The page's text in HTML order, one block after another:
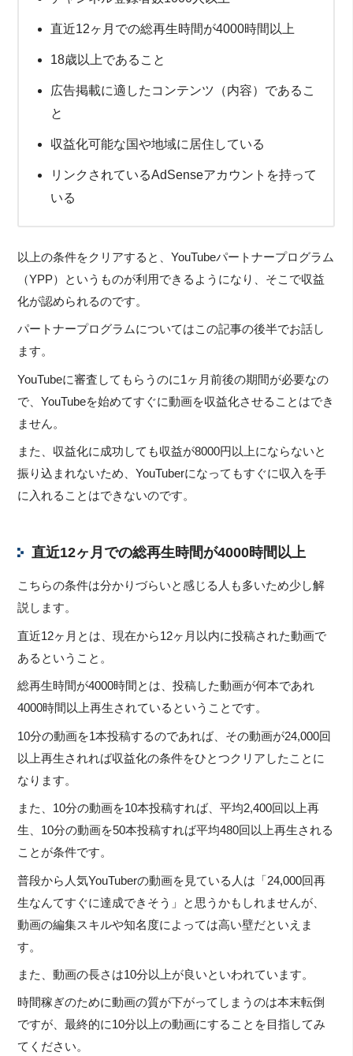
直近12ヶ月での総再生時間が4000時間以上
18歳以上であること
広告掲載に適したコンテンツ（内容）であるこ
と
収益化可能な国や地域に居住している
リンクされているAdSenseアカウントを持って
いる
以上の条件をクリアすると、YouTubeパートナープログラム
（YPP）というものが利用できるようになり、そこで収益
化が認められるのです。
パートナープログラムについてはこの記事の後半でお話し
ます。
YouTubeに審査してもらうのに1ヶ月前後の期間が必要なの
で、YouTubeを始めてすぐに動画を収益化させることはでき
ません。
また、収益化に成功しても収益が8000円以上にならないと
振り込まれないため、YouTuberになってもすぐに収入を手
に入れることはできないのです。
直近12ヶ月での総再生時間が4000時間以上
こちらの条件は分かりづらいと感じる人も多いため少し解
説します。
直近12ヶ月とは、現在から12ヶ月以内に投稿された動画で
あるということ。
総再生時間が4000時間とは、投稿した動画が何本であれ
4000時間以上再生されているということです。
10分の動画を1本投稿するのであれば、その動画が24,000回
以上再生されれば収益化の条件をひとつクリアしたことに
なります。
また、10分の動画を10本投稿すれば、平均2,400回以上再
生、10分の動画を50本投稿すれば平均480回以上再生される
ことが条件です。
普段から人気YouTuberの動画を見ている人は「24,000回再
生なんてすぐに達成できそう」と思うかもしれませんが、
動画の編集スキルや知名度によっては高い壁だといえま
す。
また、動画の長さは10分以上が良いといわれています。
時間稼ぎのために動画の質が下がってしまうのは本末転倒
ですが、最終的に10分以上の動画にすることを目指してみ
てください。